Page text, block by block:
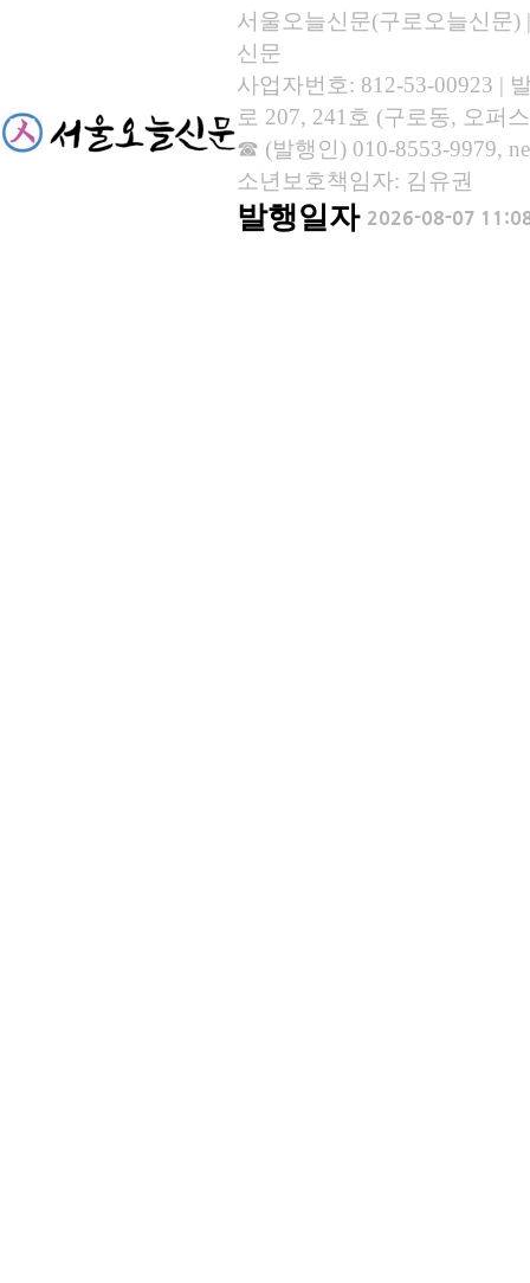
서울오늘신문(구로오늘신문)
신문
사업자번호: 812-53-00923 |
로 207, 241호 (구로동, 오퍼
☎ (발행인) 010-8553-9979,
소년보호책임자: 김유권
발행일자